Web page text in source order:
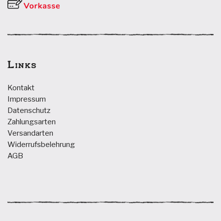
Links
Kontakt
Impressum
Datenschutz
Zahlungsarten
Versandarten
Widerrufsbelehrung
AGB